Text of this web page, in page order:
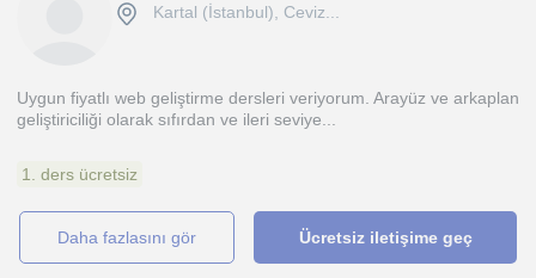
Kartal (İstanbul), Ceviz...
Uygun fiyatlı web geliştirme dersleri veriyorum. Arayüz ve arkaplan
geliştiriciliği olarak sıfırdan ve ileri seviye...
1. ders ücretsiz
daha fazlasını gör Ücretsiz iletişime geç